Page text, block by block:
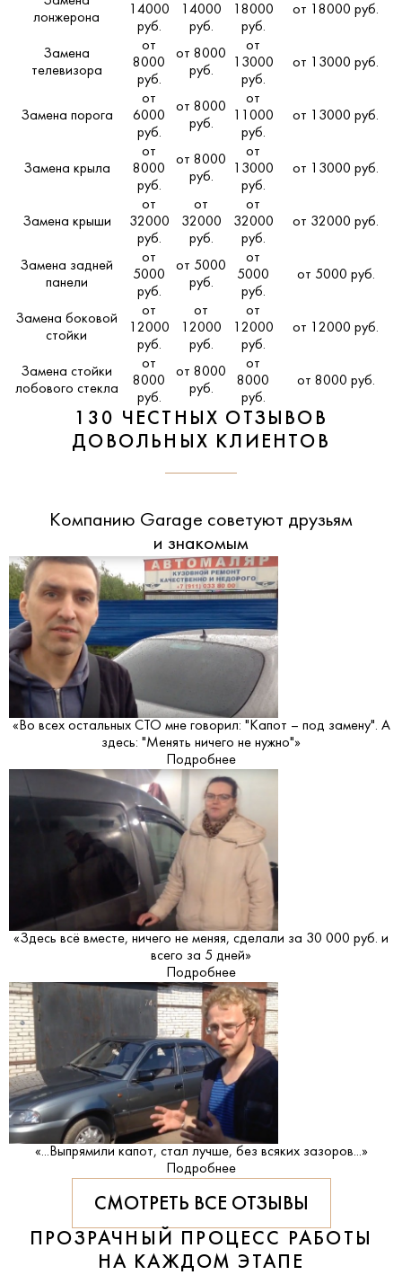
лонжерона
14000
руб.
14000
руб.
18000
руб.
от 18000 руб.
Замена
телевизора
от
8000
руб.
от 8000
руб.
от
13000
руб.
от 13000 руб.
Замена порога
от
6000
руб.
от 8000
руб.
от
11000
руб.
от 13000 руб.
Замена крыла
от
8000
руб.
от 8000
руб.
от
13000
руб.
от 13000 руб.
Замена крыши
от
32000
руб.
от
32000
руб.
от
32000
руб.
от 32000 руб.
Замена задней
панели
от
5000
руб.
от 5000
руб.
от
5000
руб.
от 5000 руб.
Замена боковой
стойки
от
12000
руб.
от
12000
руб.
от
12000
руб.
от 12000 руб.
Замена стойки
лобового стекла
от
8000
руб.
от 8000
руб.
от
8000
руб.
от 8000 руб.
130 ЧЕСТНЫХ ОТЗЫВОВ
ДОВОЛЬНЫХ КЛИЕНТОВ
Компанию Garage советуют друзьям
и знакомым
«Во всех остальных СТО мне говорил: "Капот – под замену". А
здесь: "Менять ничего не нужно"»
Подробнее
«Здесь всё вместе, ничего не меняя, сделали за 30 000 руб. и
всего за 5 дней»
Подробнее
«...Выпрямили капот, стал лучше, без всяких зазоров...»
Подробнее
СМОТРЕТЬ ВСЕ ОТЗЫВЫ
ПРОЗРАЧНЫЙ ПРОЦЕСС РАБОТЫ
НА КАЖДОМ ЭТАПЕ